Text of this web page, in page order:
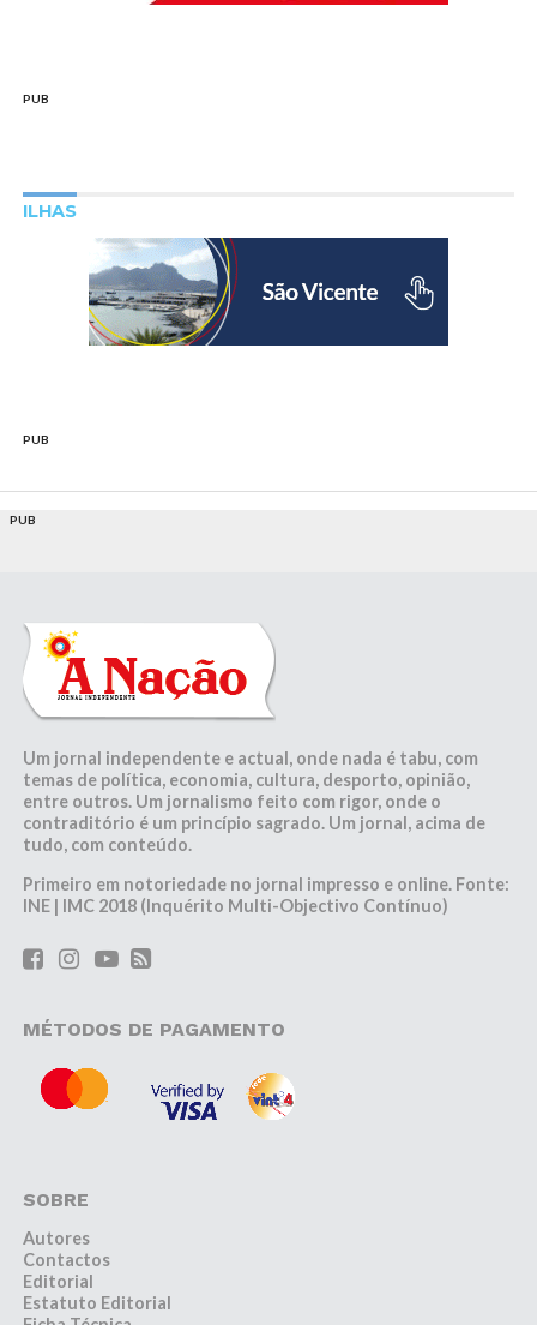
PUB
ILHAS
PUB
PUB
Um jornal independente e actual, onde nada é tabu, com
temas de política, economia, cultura, desporto, opinião,
entre outros. Um jornalismo feito com rigor, onde o
contraditório é um princípio sagrado. Um jornal, acima de
tudo, com conteúdo.
Primeiro em notoriedade no jornal impresso e online. Fonte:
INE | IMC 2018 (Inquérito Multi-Objectivo Contínuo)
MÉTODOS DE PAGAMENTO
SOBRE
Autores
Contactos
Editorial
Estatuto Editorial